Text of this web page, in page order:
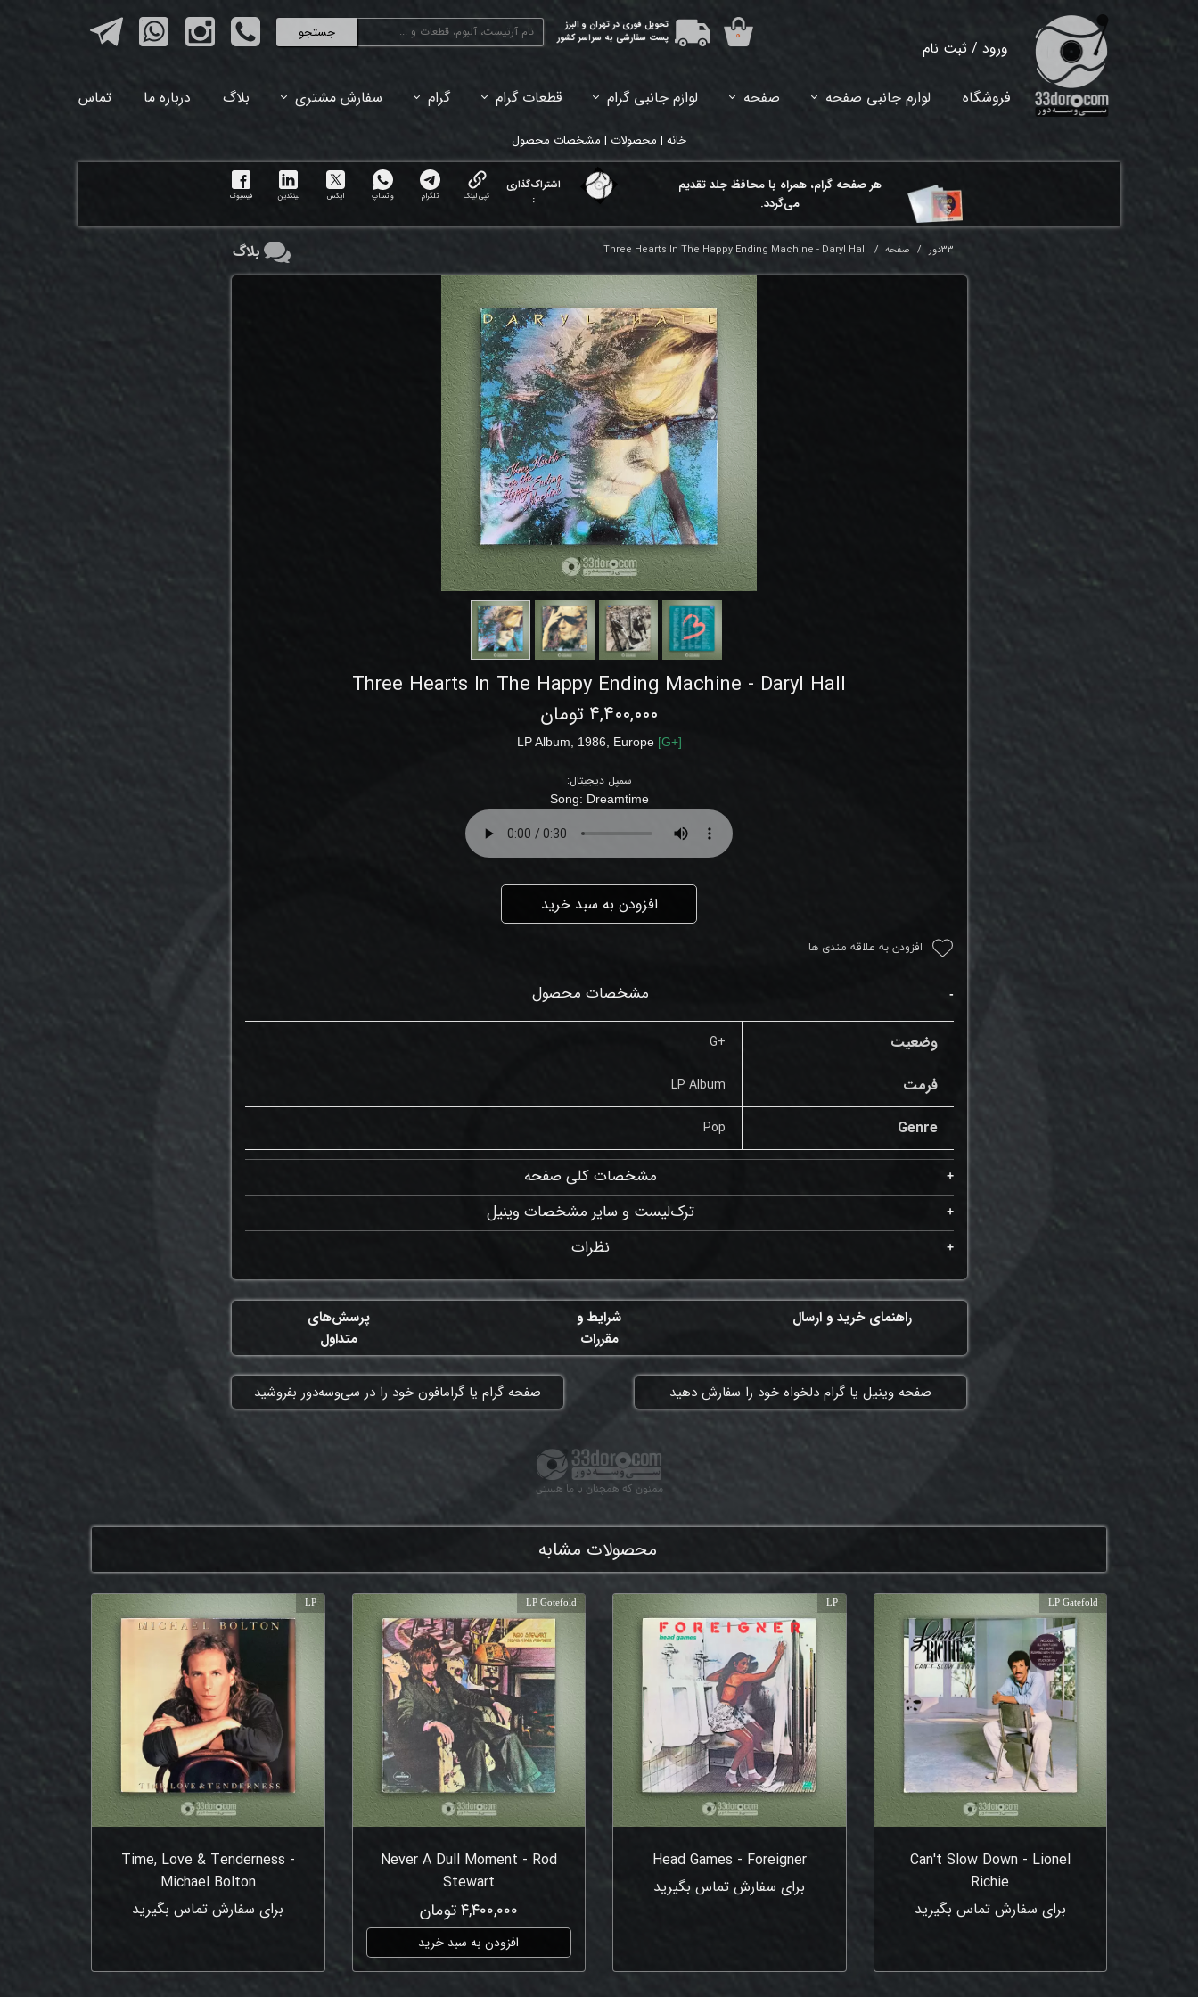
جستجو
ورود / ثبت نام
خروج از حساب کاربری
تحویل فوری در تهران و البرز
پست سفارشی به سراسر کشور
۰
فروشگاه لوازم جانبی صفحه صفحه لوازم جانبی گرام قطعات گرام گرام سفارش مشتری بلاگ درباره ما تماس
خانه | محصولات | مشخصات محصول
هر ​صفحه گرام، همراه با محافظ جلد تقدیم
می‌گردد.
اشتراک‌گذاری
:
کپی لینک تلگرام واتساپ ایکس لینکدین فیسبوک
33دور صفحه Three Hearts In The Happy Ending Machine - Daryl Hall
Three Hearts In The Happy Ending Machine - Daryl Hall
۴,۴۰۰,۰۰۰ تومان
LPAlbum 1986, Europe [G+]
سمپل دیجیتال:
Song: Dreamtime
افزودن به سبد خرید
افزودن به علاقه مندی ها
مشخصات محصول
وضعیت +G
فرمت LP Album
Genre
Pop
مشخصات کلی صفحه
ترک‌لیست و سایر مشخصات وینیل
نظرات
بلاگ
شرایط و
مقررات
راهنمای خرید و ارسال
پرسش‌های
متداول
​صفحه وینیل یا گرام دلخواه خود را سفارش دهید ​صفحه گرام یا گرامافون خود را در سی‌وسه‌دور بفروشید
ممنون که همچنان با ما هستی
محصولات مشابه
Can't Slow Down - Lionel
Richie
برای سفارش تماس بگیرید
LP Gatefold
Head Games - Foreigner
برای سفارش تماس بگیرید
LP
Never A Dull Moment - Rod
Stewart
۴,۴۰۰,۰۰۰ تومان
افزودن به سبد خرید
LP Gotefold
Time, Love & Tenderness -
Michael Bolton
برای سفارش تماس بگیرید
LP